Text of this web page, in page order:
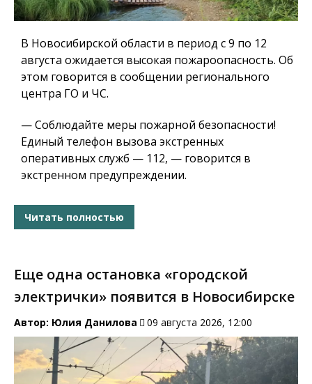
В Новосибирской области в период с 9 по 12
августа ожидается высокая пожароопасность. Об
этом говорится в сообщении регионального
центра ГО и ЧС.
— Соблюдайте меры пожарной безопасности!
Единый телефон вызова экстренных
оперативных служб — 112, — говорится в
экстренном предупреждении.
Читать полностью
Еще одна остановка «городской
электрички» появится в Новосибирске
Автор: Юлия Данилова 09 августа 2026, 12:00